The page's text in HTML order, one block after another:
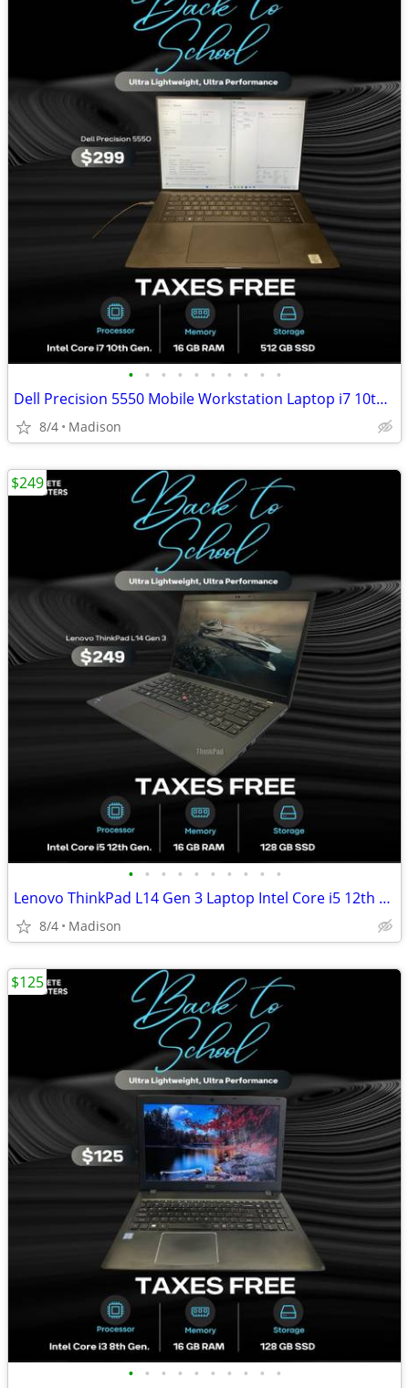
• • • • • • • • • •
Dell Precision 5550 Mobile Workstation Laptop i7 10th Gen 16GB RAM 500
8/4 Madison
• • • • • • • • • •
Lenovo ThinkPad L14 Gen 3 Laptop Intel Core i5 12th Gen 16GB RAM 128GB
8/4 Madison
$249
• • • • • • • • • •
$125